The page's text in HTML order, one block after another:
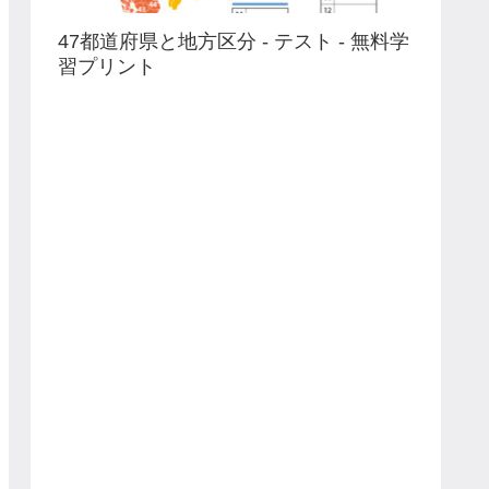
47都道府県と地方区分 - テスト - 無料学
習プリント